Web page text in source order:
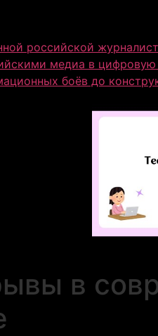
российской
медиа в цифровую
боёв до
в